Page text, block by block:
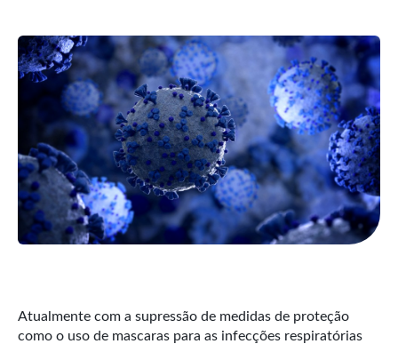
Atualmente com a supressão de medidas de proteção
como o uso de mascaras para as infecções respiratórias